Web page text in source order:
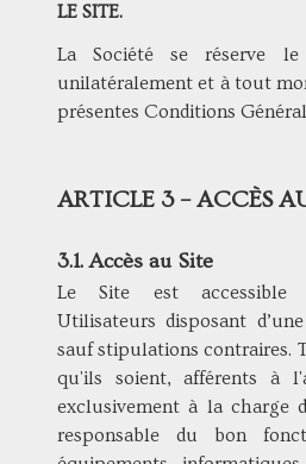
LE SITE.
La Société se réserve
unilatéralement et à tout
présentes Conditions
ARTICLE 3 – ACCÈS
3.1. Accès au Site
Le Site est accessible
Utilisateurs disposant
sauf stipulations contraires.
qu'ils soient, afférents à
exclusivement à la charge
responsable du bon